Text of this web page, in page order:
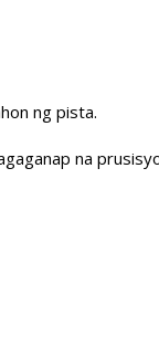
ng pista.
na